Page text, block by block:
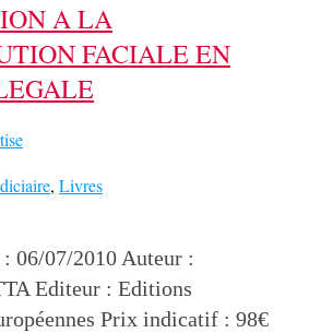
A LA
FACIALE EN
, Livres
06/07/2010 Auteur :
Editeur : Editions
Prix indicatif : 98€